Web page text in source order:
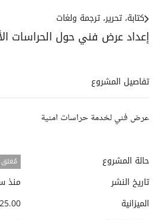
إعداد عرض فني حول الحراسات
كتابة، تحرير، ترجمة ولغات
تفاصيل المشروع
عرض فني لخدمة حراسات امنية
حالة المشروع مُغلق
تاريخ النشر
منذ
الميزانية
- $50.00